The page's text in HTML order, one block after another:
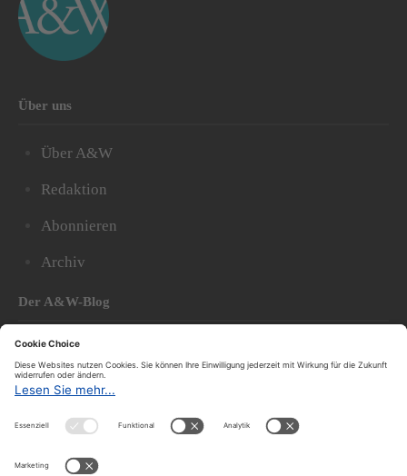
Über uns
Über A&W
Redaktion
Abonnieren
Archiv
Der A&W-Blog
DerA&W-Blog
hat sich in den vergangenen Jahren zu einem der
bedeutendsten politischen Blogs in Österreich
entwickelt.